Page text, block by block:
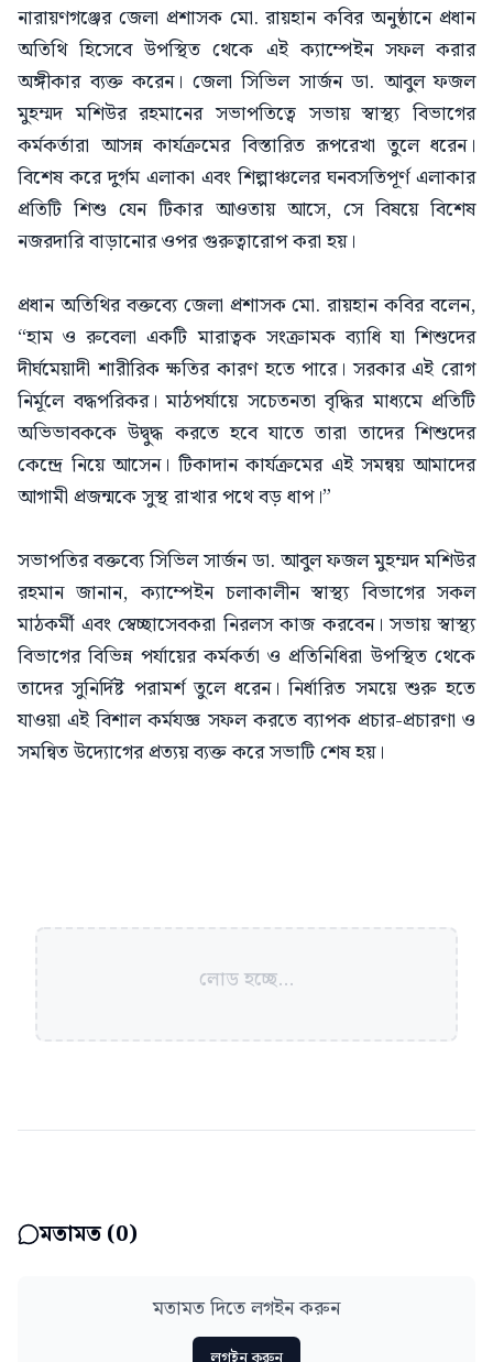
নারায়ণগঞ্জের জেলা প্রশাসক মো. রায়হান কবির অনুষ্ঠানে প্রধান
অতিথি হিসেবে উপস্থিত থেকে এই ক্যাম্পেইন সফল করার
অঙ্গীকার ব্যক্ত করেন। জেলা সিভিল সার্জন ডা. আবুল ফজল
মুহম্মদ মশিউর রহমানের সভাপতিত্বে সভায় স্বাস্থ্য বিভাগের
কর্মকর্তারা আসন্ন কার্যক্রমের বিস্তারিত রূপরেখা তুলে ধরেন।
বিশেষ করে দুর্গম এলাকা এবং শিল্পাঞ্চলের ঘনবসতিপূর্ণ এলাকার
প্রতিটি শিশু যেন টিকার আওতায় আসে, সে বিষয়ে বিশেষ
নজরদারি বাড়ানোর ওপর গুরুত্বারোপ করা হয়।
প্রধান অতিথির বক্তব্যে জেলা প্রশাসক মো. রায়হান কবির বলেন,
“হাম ও রুবেলা একটি মারাত্বক সংক্রামক ব্যাধি যা শিশুদের
দীর্ঘমেয়াদী শারীরিক ক্ষতির কারণ হতে পারে। সরকার এই রোগ
নির্মূলে বদ্ধপরিকর। মাঠপর্যায়ে সচেতনতা বৃদ্ধির মাধ্যমে প্রতিটি
অভিভাবককে উদ্বুদ্ধ করতে হবে যাতে তারা তাদের শিশুদের
কেন্দ্রে নিয়ে আসেন। টিকাদান কার্যক্রমের এই সমন্বয় আমাদের
আগামী প্রজন্মকে সুস্থ রাখার পথে বড় ধাপ।”
সভাপতির বক্তব্যে সিভিল সার্জন ডা. আবুল ফজল মুহম্মদ মশিউর
রহমান জানান, ক্যাম্পেইন চলাকালীন স্বাস্থ্য বিভাগের সকল
মাঠকর্মী এবং স্বেচ্ছাসেবকরা নিরলস কাজ করবেন। সভায় স্বাস্থ্য
বিভাগের বিভিন্ন পর্যায়ের কর্মকর্তা ও প্রতিনিধিরা উপস্থিত থেকে
তাদের সুনির্দিষ্ট পরামর্শ তুলে ধরেন। নির্ধারিত সময়ে শুরু হতে
যাওয়া এই বিশাল কর্মযজ্ঞ সফল করতে ব্যাপক প্রচার-প্রচারণা ও
সমন্বিত উদ্যোগের প্রত্যয় ব্যক্ত করে সভাটি শেষ হয়।
লোড হচ্ছে...
মতামত (0)
মতামত দিতে লগইন করুন